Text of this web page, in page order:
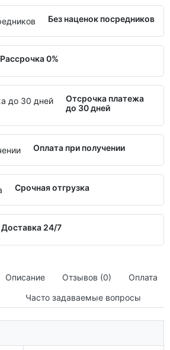
Без наценок посредников
Рассрочка 0%
Отсрочка платежа
до 30 дней
Оплата при получении
Срочная отгрузка
Доставка 24/7
Описание Отзывов (0)
Оплата
Часто задаваемые вопросы